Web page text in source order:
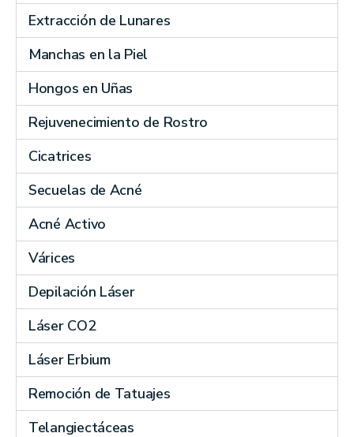
Extracción de Lunares
Manchas en la Piel
Hongos en Uñas
Rejuvenecimiento de Rostro
Cicatrices
Secuelas de Acné
Acné Activo
Várices
Depilación Láser
Láser CO2
Láser Erbium
Remoción de Tatuajes
Telangiectáceas